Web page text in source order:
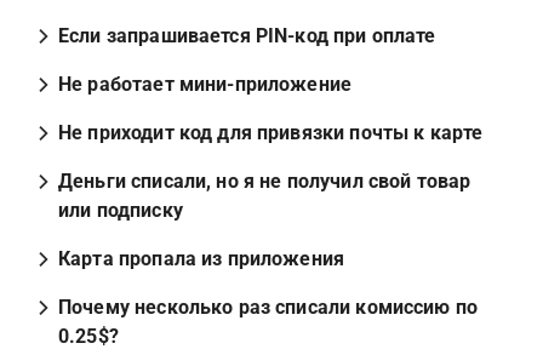
Если запрашивается PIN-код при оплате
Не работает мини-приложение
Не приходит код для привязки почты к карте
Деньги списали, но я не получил свой товар
или подписку
Карта пропала из приложения
Почему несколько раз списали комиссию по
0.25$?